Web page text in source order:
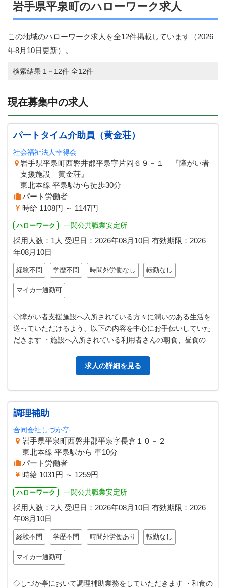
岩手県平泉町のハローワーク求人
この地域のハローワーク求人を全12件掲載しています（2026
年8月10日更新）。
検索結果 1－12件 全12件
現在募集中の求人
パートタイム介助員（黄金荘）
社会福祉法人幸得会
岩手県平泉町西磐井郡平泉字片岡６９－１ 『障がい者
支援施設 黄金荘』
東北本線 平泉駅から徒歩30分
パート労働者
時給 1108円 ～ 1147円
ハローワーク 一関公共職業安定所
採用人数：1人 受理日： 2026年08月10日 有効期限： 2026
年08月10日
経験不問 学歴不問 時間外労働なし 転勤なし
マイカー通勤可
◇障がい者支援施設へ入所されている方々に潤いのある生活を
送っていただけるよう、以下の内容を中心にお手伝いしていた
だきます ・施設へ入所されている利用者さんの朝食、昼食の配
求人の詳細を見る
調理補助
合同会社しづか亭
岩手県平泉町西磐井郡平泉字長倉１０－２
東北本線 平泉駅から 車10分
パート労働者
時給 1031円 ～ 1259円
ハローワーク 一関公共職業安定所
採用人数：2人 受理日： 2026年08月10日 有効期限： 2026
年08月10日
経験不問 学歴不問 時間外労働あり 転勤なし
マイカー通勤可
◇しづか亭において調理補助業務をしていただきます ・和食の